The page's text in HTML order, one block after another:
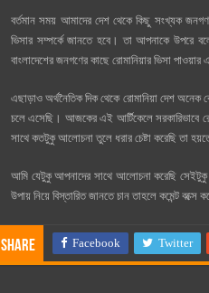
বর্তমান সময় আমাদের দেশ থেকে কিছু সংখ্যক জনগণ
ভিসার সম্পর্কে জানতে হবে। তা আপনাকে উপরে
বাংলাদেশের জনগণের কাছে রোমানিয়ার ভিসা
এছাড়াও অর্থনৈতিক দিক থেকে রোমানিয়া দেশ অনেক
চলে এসেছি। আজকের এই আর্টিকেলে সরকারিভাবে
সাথে কতটুকু আলোচনা তুলে ধরার চেষ্টা করেছি তা
আমি যেটুকু আপনাদের সাথে আলোচনা করেছি সেইটুকু
উপায় নিয়ে বিস্তারিত জানতে চান তাহলে কমেন্ট বক্সে
Share Facebook Twitter